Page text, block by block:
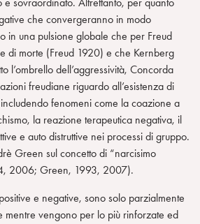
che convergeranno in modo
in una pulsione globale che per Freud
di morte (Freud 1920) e che Kernberg
l’ombrello dell’aggressività, Concorda
freudiane riguardo all’esistenza di
includendo fenomeni come la coazione a
la reazione terapeutica negativa, il
e auto distruttive nei processi di gruppo.
Green sul concetto di “narcisimo
2006; Green, 1993, 2007).
e negative, sono solo parzialmente
mentre vengono per lo più rinforzate ed